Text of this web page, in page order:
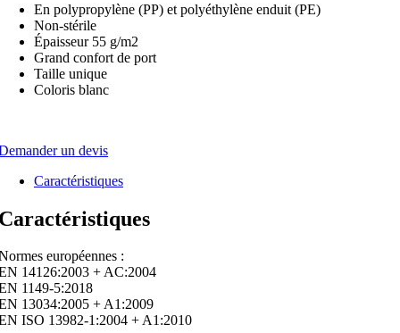
En polypropylène (PP) et polyéthylène enduit (PE)
Non-stérile
Épaisseur 55 g/m2
Grand confort de port
Taille unique
Coloris blanc
un devis
Caractéristiques
européennes :
14126:2003 + AC:2004
1149-5:2018
13034:2005 + A1:2009
ISO 13982-1:2004 + A1:2010